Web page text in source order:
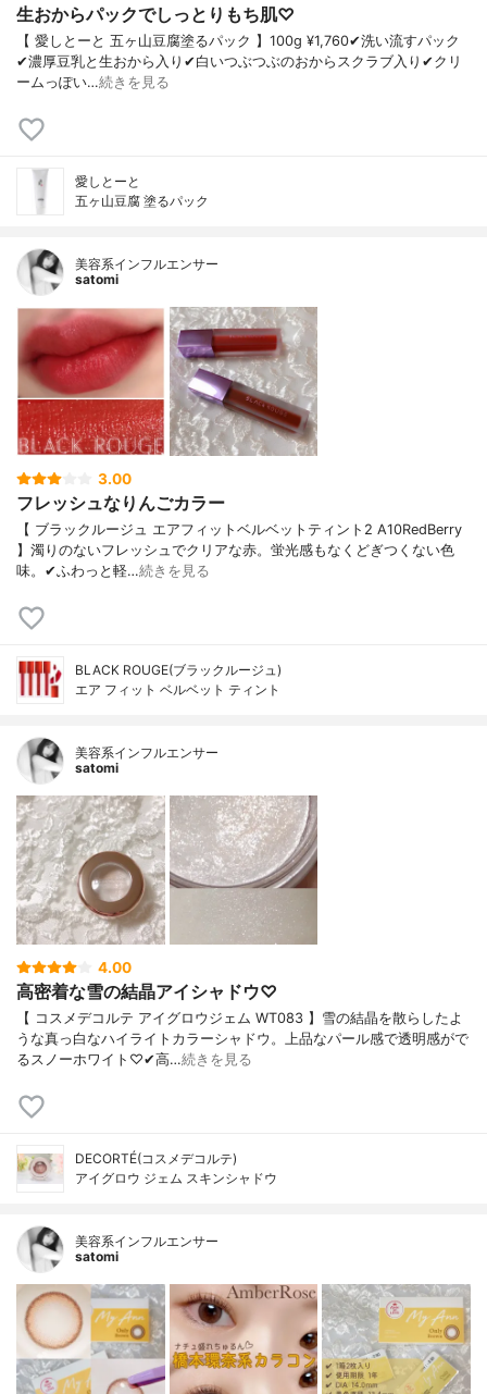
生おからパックでしっとりもち肌♡
【 愛しとーと 五ヶ山豆腐塗るパック 】100g ¥1,760✔︎洗い流すパック
✔︎濃厚豆乳と生おから入り✔︎白いつぶつぶのおからスクラブ入り✔︎クリ
ームっぽい…続きを見る
愛しとーと
五ヶ山豆腐 塗るパック
美容系インフルエンサー
satomi
3.00
フレッシュなりんごカラー
【 ブラックルージュ エアフィットベルベットティント2 A10RedBerry
】濁りのないフレッシュでクリアな赤。蛍光感もなくどぎつくない色
味。✔︎ふわっと軽…続きを見る
BLACK ROUGE(ブラックルージュ)
エア フィット ベルベット ティント
美容系インフルエンサー
satomi
4.00
高密着な雪の結晶アイシャドウ♡
【 コスメデコルテ アイグロウジェム WT083 】雪の結晶を散らしたよ
うな真っ白なハイライトカラーシャドウ。上品なパール感で透明感がで
るスノーホワイト♡✔︎高…続きを見る
DECORTÉ(コスメデコルテ)
アイグロウ ジェム スキンシャドウ
美容系インフルエンサー
satomi